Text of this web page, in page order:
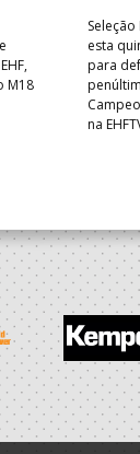
M18
esta
para
na